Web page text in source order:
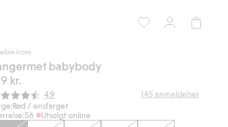
Icons
babybody
kr.
Gjennomsnittskarakter:
4.9 145 anmeldelser
Rød / ensfarget
56 Utsolgt online